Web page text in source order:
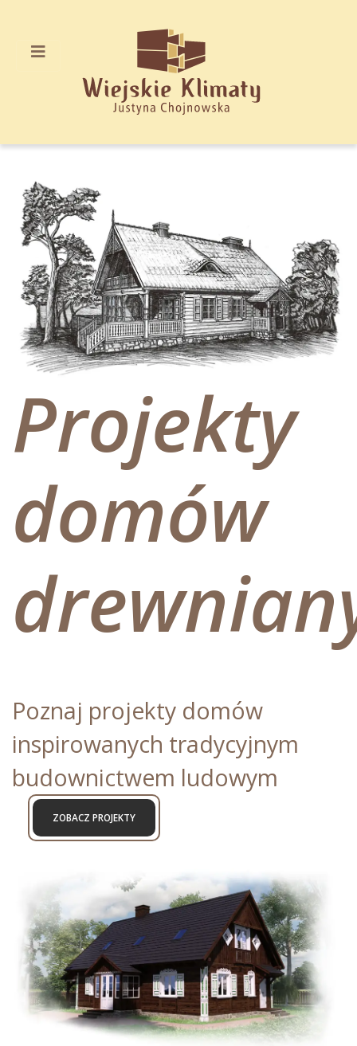
Projekty
domów
Poznaj projekty domów
inspirowanych tradycyjnym
budownictwem ludowym
ZOBACZ PROJEKTY